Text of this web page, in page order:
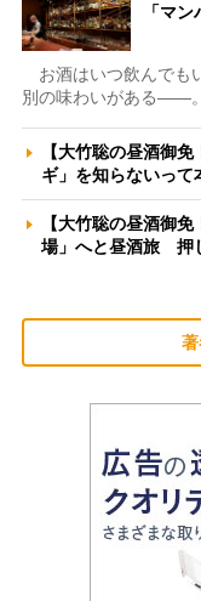
「マ
お酒はいつ飲んでも
別の味わいがある――
【大竹聡の昼酒御
ギ」を知らないっ
【大竹聡の昼酒御
場」へと昼酒旅 押